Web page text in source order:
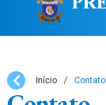
Início / Contato